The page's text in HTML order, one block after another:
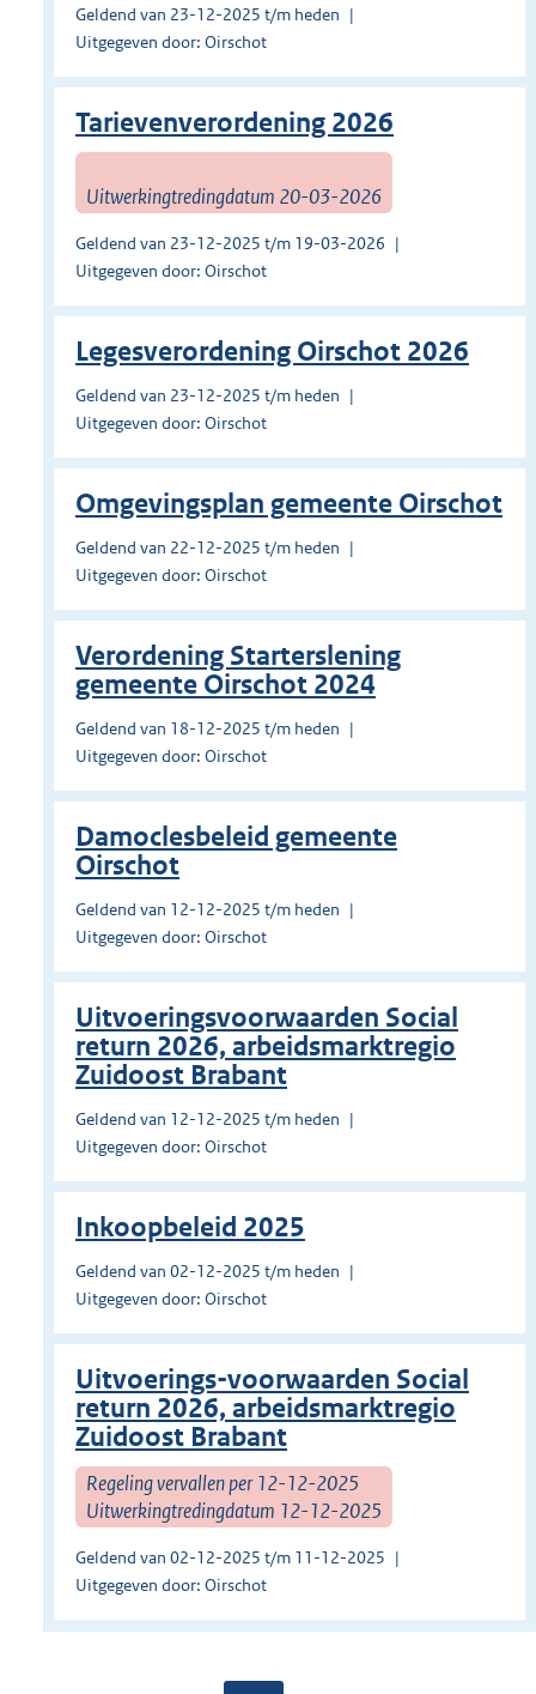
Geldend van 23-12-2025 t/m heden
Uitgegeven door: Oirschot
Tarievenverordening 2026
Uitwerkingtredingdatum 20-03-2026
Geldend van 23-12-2025 t/m 19-03-2026
Uitgegeven door: Oirschot
Legesverordening Oirschot 2026
Geldend van 23-12-2025 t/m heden
Uitgegeven door: Oirschot
Omgevingsplan gemeente Oirschot
Geldend van 22-12-2025 t/m heden
Uitgegeven door: Oirschot
Verordening Starterslening
gemeente Oirschot 2024
Geldend van 18-12-2025 t/m heden
Uitgegeven door: Oirschot
Damoclesbeleid gemeente
Oirschot
Geldend van 12-12-2025 t/m heden
Uitgegeven door: Oirschot
Uitvoeringsvoorwaarden Social
return 2026, arbeidsmarktregio
Zuidoost Brabant
Geldend van 12-12-2025 t/m heden
Uitgegeven door: Oirschot
Inkoopbeleid 2025
Geldend van 02-12-2025 t/m heden
Uitgegeven door: Oirschot
Uitvoerings-voorwaarden Social
return 2026, arbeidsmarktregio
Zuidoost Brabant
Regeling vervallen per 12-12-2025
Uitwerkingtredingdatum 12-12-2025
Geldend van 02-12-2025 t/m 11-12-2025
Uitgegeven door: Oirschot